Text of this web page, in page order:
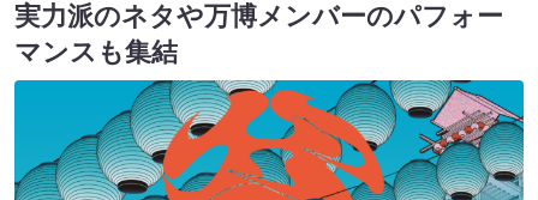
実力派のネタや万博メンバーのパフォー
マンスも集結